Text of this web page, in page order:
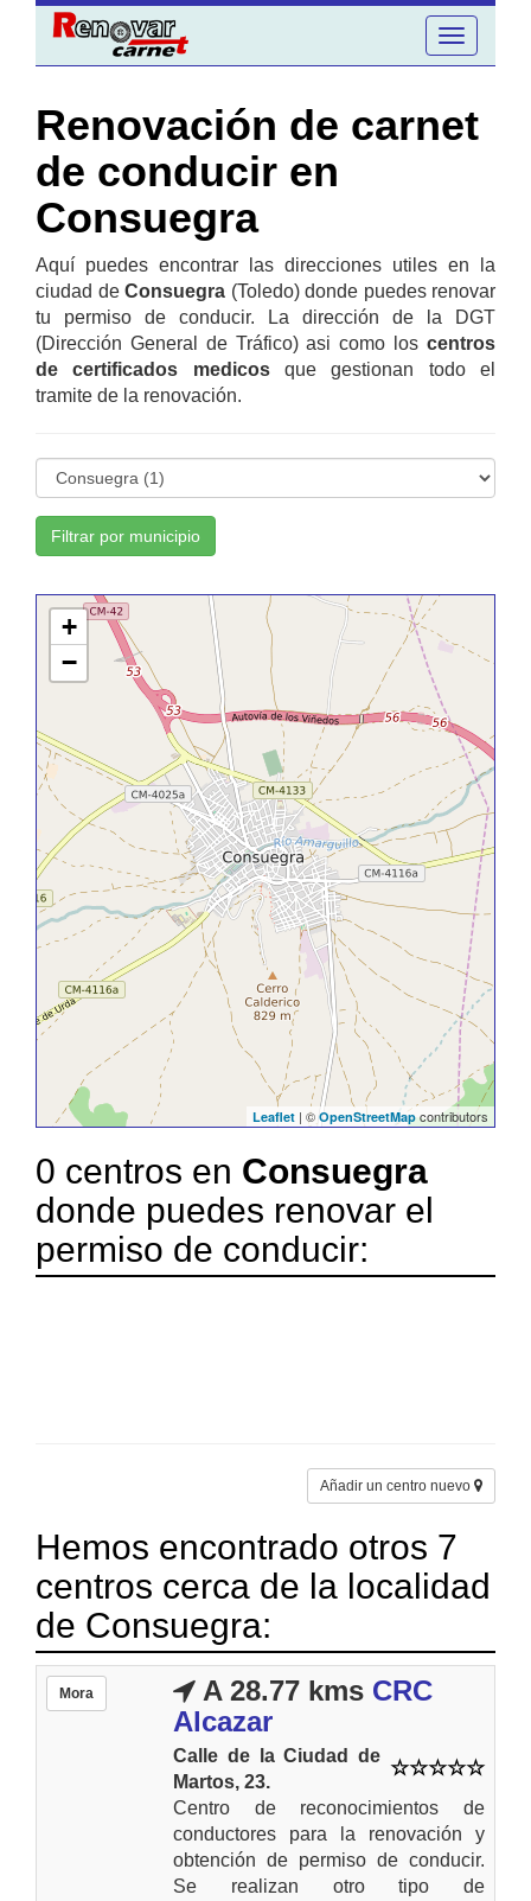
Toggle
navigation
Renovación de carnet
de conducir en
Consuegra
Aquí puedes encontrar las direcciones utiles en la
ciudad de Consuegra (Toledo) donde puedes renovar
tu permiso de conducir. La dirección de la DGT
(Dirección General de Tráfico) asi como los centros
de certificados medicosque gestionan todo el
tramite de la renovación.
Filtrar por municipio
+
−
Leaflet | © OpenStreetMap contributors
0 centros en Consuegra
donde puedes renovar el
permiso de conducir:
Añadir un centro nuevo
Hemos encontrado otros 7
centros cerca de la localidad
de Consuegra:
Mora A 28.77 kms CRC
Alcazar
Calle de la Ciudad de
Martos, 23.
Centro de reconocimientos de
conductores para la renovación y
obtención de permiso de conducir.
Se realizan otro tipo de